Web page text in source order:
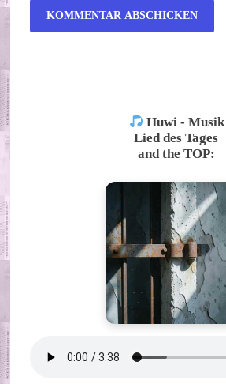
Huwi - Musik
Lied des Tages
and the TOP: